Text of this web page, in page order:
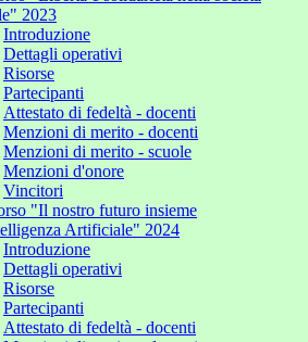
2023
Introduzione
Dettagli operativi
Risorse
Partecipanti
Attestato di fedeltà - docenti
Menzioni di merito - docenti
Menzioni di merito - scuole
Menzioni d'onore
Vincitori
"Il nostro futuro insieme
Artificiale" 2024
Introduzione
Dettagli operativi
Risorse
Partecipanti
Attestato di fedeltà - docenti